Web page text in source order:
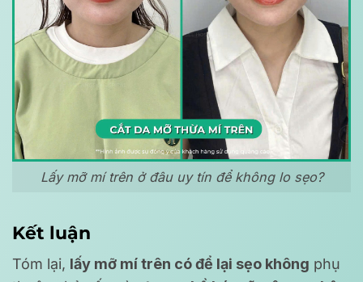
Lấy mỡ mí trên ở đâu uy tín để không lo sẹo?
Kết luận
Tóm lại, lấy mỡ mí trên có để lại sẹo không phụ